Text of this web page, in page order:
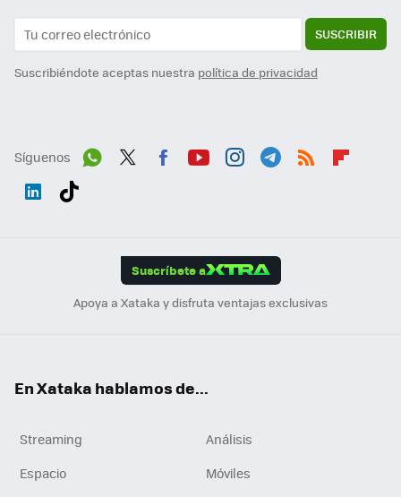
SUSCRIBIR
Suscribiéndote aceptas nuestra política de privacidad
Síguenos
Suscríbete a
Apoya a Xataka y disfruta ventajas exclusivas
En Xataka hablamos de...
Streaming
Análisis
Espacio
Móviles